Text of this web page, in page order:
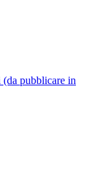
pubblicare in